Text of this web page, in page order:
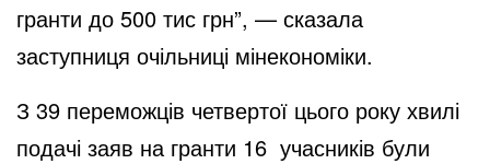
гранти до 500 тис грн”, — сказала
заступниця очільниці мінекономіки.
З 39 переможців четвертої цього року хвилі
подачі заяв на гранти 16 учасників були